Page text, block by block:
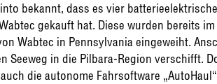
bekannt, dass es vier
gekauft hat. Diese wurden bereits
Wabtec in Pennsylvania eingeweiht.
Seeweg in die Pilbara-Region verschifft.
die autonome Fahrsoftware